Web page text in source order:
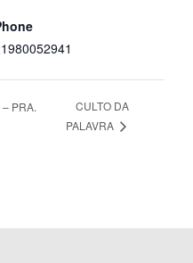
PRA.
CULTO DA
PALAVRA